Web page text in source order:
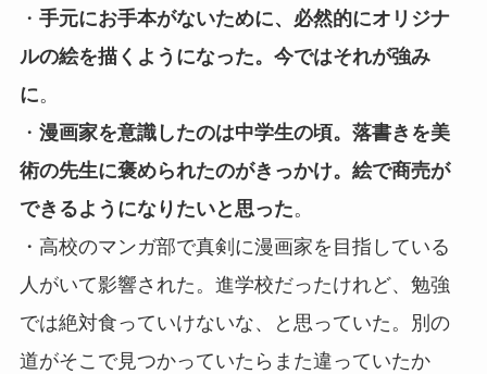
・ 手元にお手本がないために、必然的にオリジナ
ルの絵を描くようになった。今ではそれが強み
に。
・ 漫画家を意識したのは中学生の頃。落書きを美
術の先生に褒められたのがきっかけ。絵で商売が
できるようになりたいと思った。
・高校のマンガ部で真剣に漫画家を目指している
人がいて影響された。進学校だったけれど、勉強
では絶対食っていけないな、と思っていた。別の
道がそこで見つかっていたらまた違っていたか